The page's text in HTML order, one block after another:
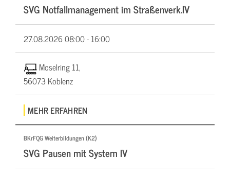
SVG Notfallmanagement im Straßenverk.IV
27.08.202608:00 - 16:00
Moselring 11,
56073 Koblenz
MEHR ERFAHREN
BKrFQG Weiterbildungen (K2)
SVG Pausen mit System IV